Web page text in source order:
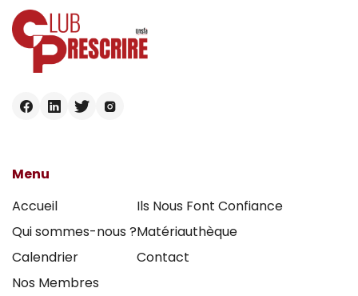
Menu
Accueil
Qui sommes-nous ?
Calendrier
Nos Membres
Ils Nous Font Confiance
Matériauthèque
Contact